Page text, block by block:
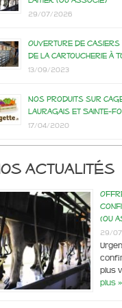
29/07/2026
Ouverture de
de la Cartoucherie à
13/09/2023
Nos produits sur
Lauragais et Sainte-
17/04/2020
actualités
(ou
29/
plus
plus »